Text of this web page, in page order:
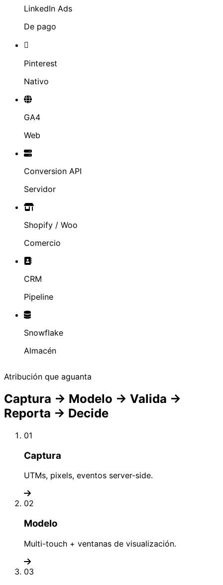
LinkedIn Ads
De pago
Pinterest
Nativo
GA4
Web
Conversion API
Servidor
Shopify / Woo
Comercio
CRM
Pipeline
Snowflake
Almacén
Atribución que aguanta
Captura → Modelo → Valida →
Reporta → Decide
01
Captura
UTMs, pixels, eventos server-side.
02
Modelo
Multi-touch + ventanas de visualización.
03